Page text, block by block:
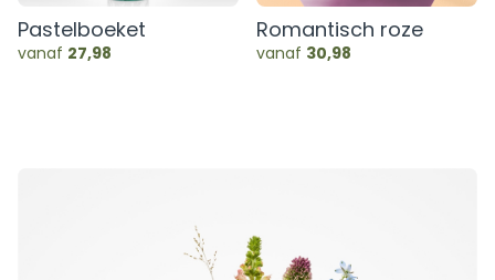
Pastelboeket
vanaf 27,98
Romantisch roze
vanaf 30,98